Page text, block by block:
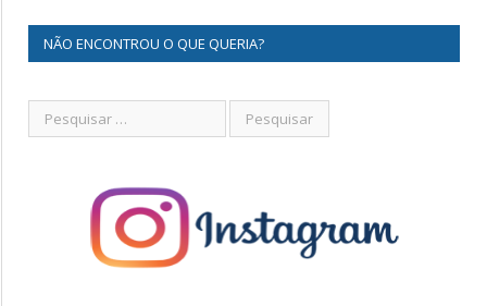
NÃO ENCONTROU O QUE QUERIA?